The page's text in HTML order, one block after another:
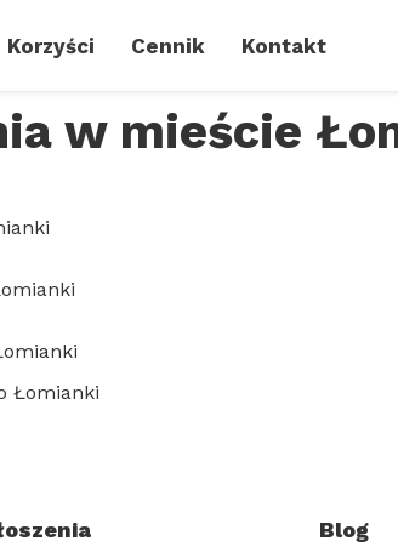
Korzyści Cennik Kontakt
w mieście
Łomianki
Blog